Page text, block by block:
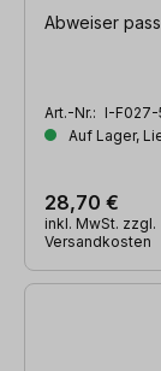
Abweiser
Art.-Nr.: I-F027-
Auf Lager,
28,70 €
inkl. MwSt. zzgl.
Versandkosten